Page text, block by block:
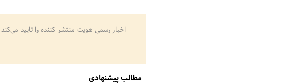
اخبار رسمی هویت منتشر کننده را تایید
مطالب پیشنهادی